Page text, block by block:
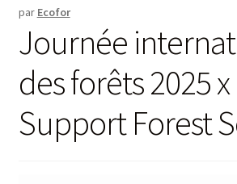
Contact
par Ecofor
Journée
des forêts 2025 x
Support Forest